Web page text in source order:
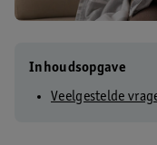
Inhoudsopgave
Veelgestelde